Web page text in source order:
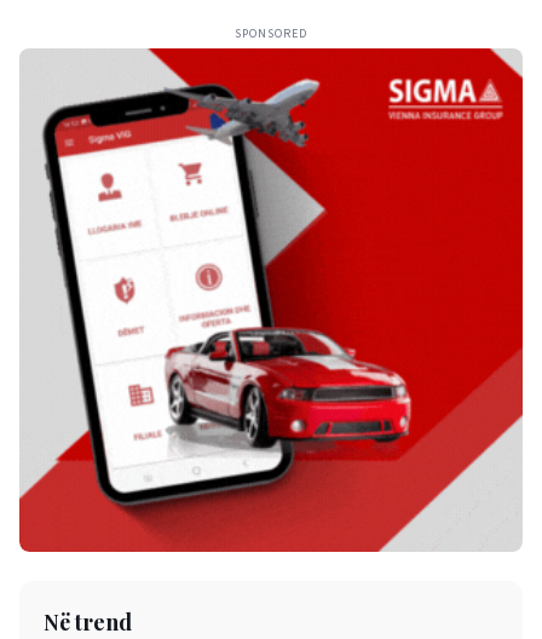
SPONSORED
Në trend